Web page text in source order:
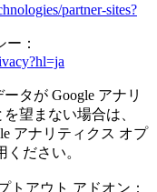
partner-sites?
：
タが Google アナリ
望まない場合は、
アナリティクス オプ
ください。
トアウト アドオン：